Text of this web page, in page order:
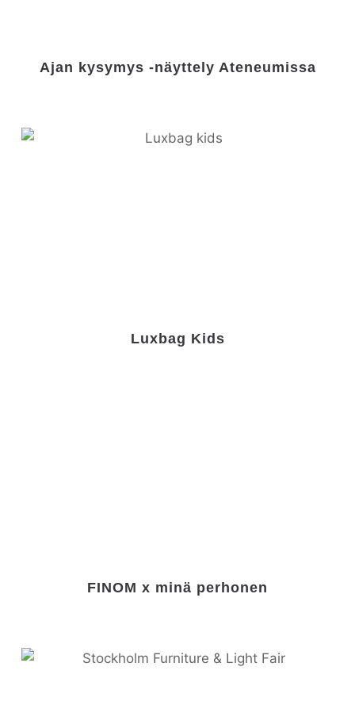
Ajan kysymys -näyttely Ateneumissa
Luxbag Kids
FINOM x minä perhonen